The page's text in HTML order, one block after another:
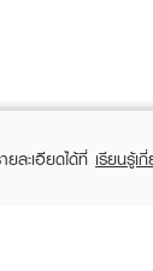
ละเอียดได้ที่ เรียนรู้เ